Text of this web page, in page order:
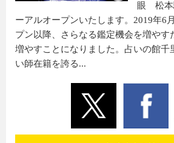
眼 松本
ーアルオープンいたします。2019年6
プン以降、さらなる鑑定機会を増やす
増やすことになりました。占いの館千
い師在籍を誇る...